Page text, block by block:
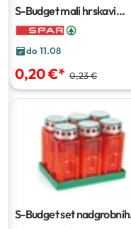
S-Budget mali hrskavi
baguette65 g
do 11.08
0,20 €* 0,23 €
S-Budget set nadgrobnih